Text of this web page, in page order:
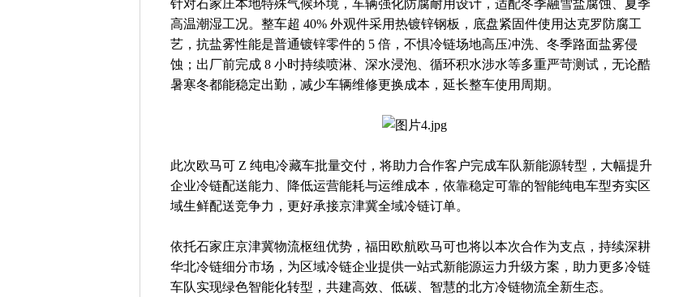
针对石家庄本地特殊气候环境，车辆强化防腐耐用设计，适配冬季融雪盐腐蚀、夏季
高温潮湿工况。整车超 40% 外观件采用热镀锌钢板，底盘紧固件使用达克罗防腐工
艺，抗盐雾性能是普通镀锌零件的 5 倍，不惧冷链场地高压冲洗、冬季路面盐雾侵
蚀；出厂前完成 8 小时持续喷淋、深水浸泡、循环积水涉水等多重严苛测试，无论酷
暑寒冬都能稳定出勤，减少车辆维修更换成本，延长整车使用周期。
此次欧马可 Z 纯电冷藏车批量交付，将助力合作客户完成车队新能源转型，大幅提升
企业冷链配送能力、降低运营能耗与运维成本，依靠稳定可靠的智能纯电车型夯实区
域生鲜配送竞争力，更好承接京津冀全域冷链订单。
依托石家庄京津冀物流枢纽优势，福田欧航欧马可也将以本次合作为支点，持续深耕
华北冷链细分市场，为区域冷链企业提供一站式新能源运力升级方案，助力更多冷链
车队实现绿色智能化转型，共建高效、低碳、智慧的北方冷链物流全新生态。